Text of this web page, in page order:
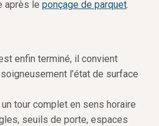
après le ponçage de parquet.
enfin terminé, il convient
l’état de surface
tour complet en sens horaire
seuils de porte, espaces